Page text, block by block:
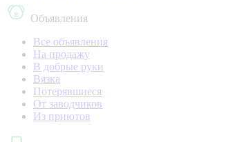
Объявления
Все объявления
На продажу
В добрые руки
Вязка
Потерявшиеся
От заводчиков
Из приютов